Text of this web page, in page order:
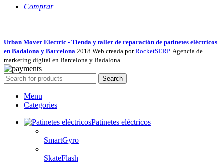
Comprar
Urban Mover Electric - Tienda y taller de reparación de patinetes eléctricos
en Badalona y Barcelona 2018 Web creada porRocketSERP. Agencia de
marketing digital en Barcelona y Badalona.
Search
Menu
Categories
Patinetes eléctricos
SmartGyro
SkateFlash